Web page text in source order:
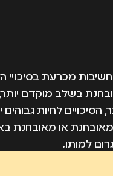
מכרעת בסיכויי
בשלב מוקדם יותר,
הסיכויים לחיות
או מאובחנת
למותו.